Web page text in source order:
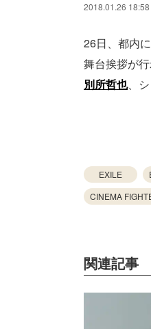
2018.01.26 18:58
26日、都内
舞台挨拶が
別所哲也、
EXILE
CINEMA
関連記事